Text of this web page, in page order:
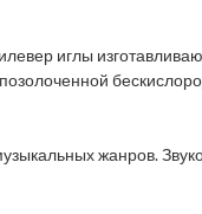
иглы
жанров.